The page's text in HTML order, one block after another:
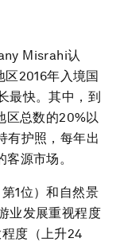
Misrahi认
区2016年入境国
最快。其中，到
区总数的20%以
有护照，每年出
源市场。
1位）和自然景
业发展重视程度
度（上升24